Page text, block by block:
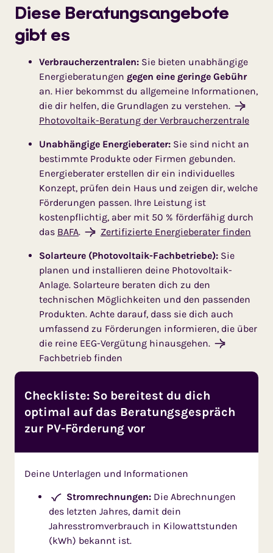
Diese Beratungsangebote
gibt es
Verbraucherzentralen: Sie bieten unabhängige
Energieberatungen gegen eine geringe Gebühr
an. Hier bekommst du allgemeine Informationen,
die dir helfen, die Grundlagen zu verstehen.
Photovoltaik-Beratung der Verbraucherzentrale
Unabhängige Energieberater: Sie sind nicht an
bestimmte Produkte oder Firmen gebunden.
Energieberater erstellen dir ein individuelles
Konzept, prüfen dein Haus und zeigen dir, welche
Förderungen passen. Ihre Leistung ist
kostenpflichtig, aber mit 50 % förderfähig durch
das BAFA. Zertifizierte Energieberater finden
Solarteure (Photovoltaik-Fachbetriebe): Sie
planen und installieren deine Photovoltaik-
Anlage. Solarteure beraten dich zu den
technischen Möglichkeiten und den passenden
Produkten. Achte darauf, dass sie dich auch
umfassend zu Förderungen informieren, die über
die reine EEG-Vergütung hinausgehen.
Fachbetrieb finden
Checkliste: So bereitest du dich
optimal auf das Beratungsgespräch
zur PV-Förderung vor
Deine Unterlagen und Informationen
Stromrechnungen:Die Abrechnungen
des letzten Jahres, damit dein
Jahresstromverbrauch in Kilowattstunden
(kWh) bekannt ist.